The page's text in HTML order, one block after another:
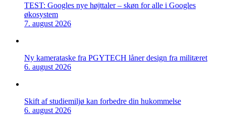
TEST: Googles nye højttaler – skøn for alle i Googles
økosystem
7. august 2026
Ny kamerataske fra PGYTECH låner design fra militæret
6. august 2026
Skift af studiemiljø kan forbedre din hukommelse
6. august 2026